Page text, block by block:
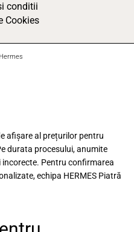
conditii
Cookies
afișare al prețurilor pentru
durata procesului, anumite
Pentru confirmarea
echipa HERMES Piatră